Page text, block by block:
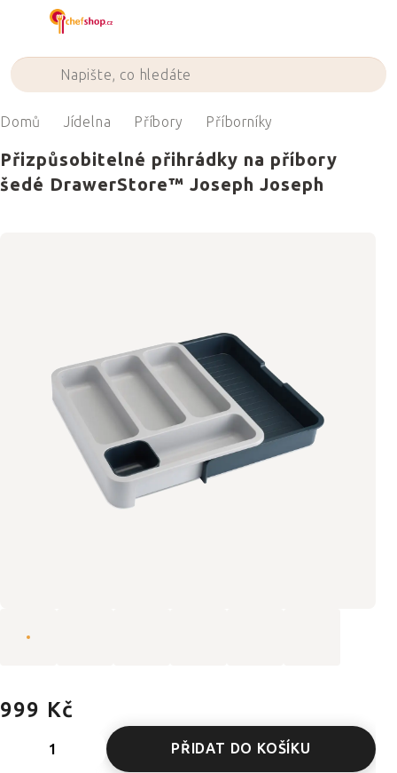
Domů Jídelna Příbory Příborníky
Přizpůsobitelné přihrádky na příbory
šedé DrawerStore™ Joseph Joseph
999 Kč
PŘIDAT DO KOŠÍKU